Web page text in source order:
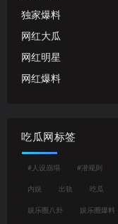
独家爆料
网红大瓜
网红明星
网红爆料
吃瓜网标签
#人设崩塌 #潜规则
内娱 出轨 吃瓜
娱乐圈八卦 娱乐圈爆料